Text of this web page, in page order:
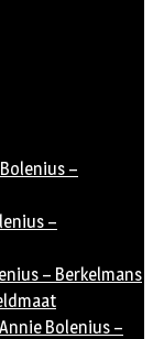
–
–
– Berkelmans
Bolenius –